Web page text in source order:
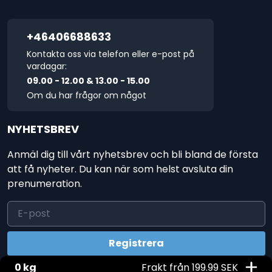
+46406688633
Kontakta oss via telefon eller e-post på
vardagar:
09.00 - 12.00 & 13.00 - 15.00
Om du har frågor om något
NYHETSBREV
Anmäl dig till vårt nyhetsbrev och bli bland de första
att få nyheter. Du kan när som helst avsluta din
prenumeration.
0 kg Frakt från 199.99 SEK